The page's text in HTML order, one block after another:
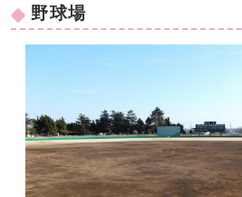
野球場